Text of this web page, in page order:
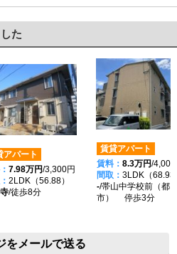
た
アパート
7.98万円/3,300円
2LDK（56.88）
/徒歩8分
賃貸アパート
賃料： 8.3万円/4,000
間取： 3LDK（68.93
-/帯山中学校前（都
市） 停歩3分
をメールで送る